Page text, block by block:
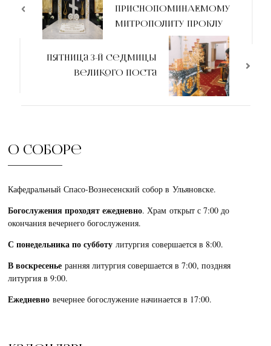
ПРИСНОПОМИНАЕМОМУ
МИТРОПОЛИТУ ПРОКЛУ
Пятница 3-й Седмицы
Великого поста
О соборе
Кафедральный Спасо-Вознесенский собор в Ульяновске.
Богослужения проходят ежедневно. Храм открыт с 7:00 до
окончания вечернего богослужения.
С понедельника по субботулитургия совершается в 8:00.
В воскресеньеранняя литургия совершается в 7:00, поздняя
литургия в 9:00.
Ежедневновечернее богослужение начинается в 17:00.